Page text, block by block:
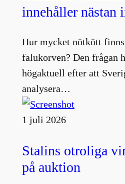
innehåller nästan
Hur mycket nötkött
falukorven? Den frågan
högaktuell efter att
analysera…
1 juli 2026
Stalins otroliga
på auktion